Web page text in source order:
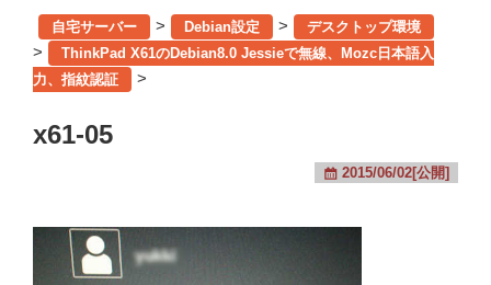
自宅サーバー > Debian設定 > デスクトップ環境
>
ThinkPad X61のDebian8.0 Jessieで無線、Mozc日本語入
力、指紋認証
>
x61-05
2015/06/02[公開]